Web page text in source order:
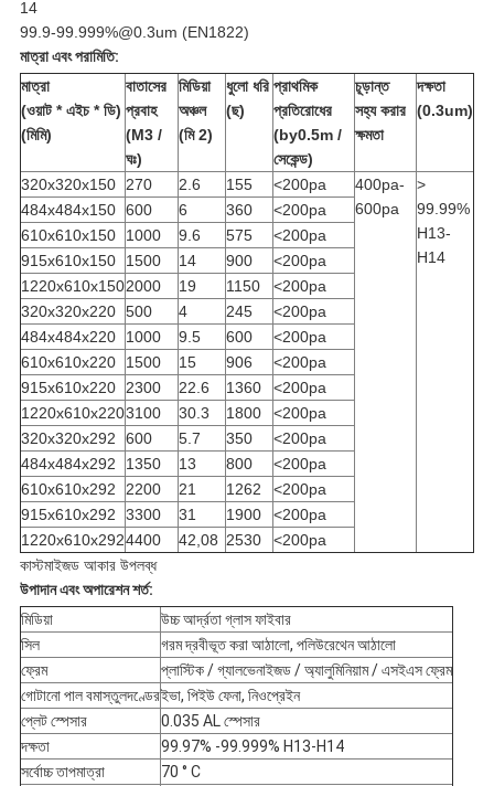
14
99.9-99.999%@0.3um (EN1822)
মাত্রা এবং পরামিতি:
মাত্রা
(ওয়াট * এইচ * ডি)
(মিমি)
বাতাসের
প্রবাহ
(M3 /
ঘঃ)
মিডিয়া
অঞ্চল
(মি 2)
ধুলো ধরি
(ছ)
প্রাথমিক
প্রতিরোধের
(by0.5m /
সেকেন্ড)
চূড়ান্ত
সহ্য করার
ক্ষমতা
দক্ষতা
(0.3um)
320x320x150 270 2.6 155 <200pa
400pa-
600pa
>
99.99%
H13-
H14
484x484x150 600 6 360
<200pa
610x610x150
1000 9.6 575
<200pa
915x610x150
1500 14 900
<200pa
1220x610x1502000 19 1150
<200pa
320x320x220 500 4 245
<200pa
484x484x220
1000 9.5 600
<200pa
610x610x220
1500 15 906
<200pa
915x610x220 2300 22.6 1360
<200pa
1220x610x2203100 30.3 1800
<200pa
320x320x292
600 5.7 350
<200pa
484x484x292
1350 13 800
<200pa
610x610x292
2200 21 1262
<200pa
915x610x292
3300 31 1900
<200pa
1220x610x2924400 42,08 2530
<200pa
কাস্টমাইজড আকার উপলব্ধ
উপাদান এবং অপারেশন শর্ত:
মিডিয়া
উচ্চ আর্দ্রতা গ্লাস ফাইবার
সিল
গরম দ্রবীভূত করা আঠালো, পলিউরেথেন আঠালো
ফ্রেম
প্লাস্টিক / গ্যালভেনাইজড / অ্যালুমিনিয়াম / এসইএস ফ্রেম
গোটানো পাল বমাস্তুলদণ্ডেরইভা, পিইউ ফেনা, নিওপ্রেইন
প্লেট স্পেসার
0.035 AL স্পেসার
দক্ষতা
99.97% -99.999% H13-H14
সর্বোচ্চ তাপমাত্রা
70 ° C